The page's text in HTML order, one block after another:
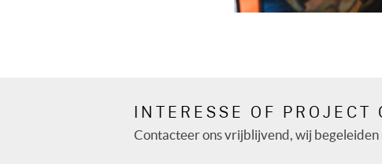
INTERESSE OF PROJECT
Contacteer ons vrijblijvend, wij begeleiden